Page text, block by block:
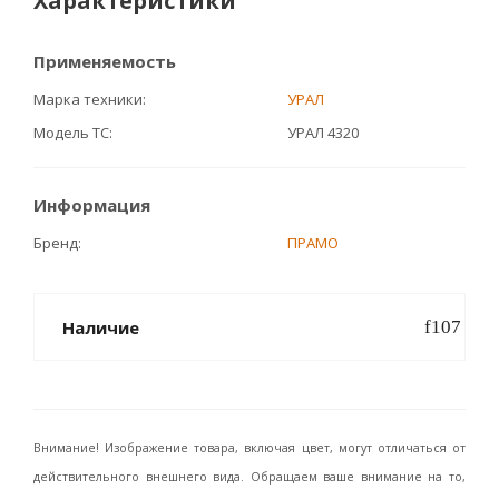
Применяемость
Марка техники
УРАЛ
Модель ТС
УРАЛ 4320
Информация
Бренд ПРАМО
Наличие
Внимание! Изображение товара, включая цвет, могут отличаться от
действительного внешнего вида. Обращаем ваше внимание на то,